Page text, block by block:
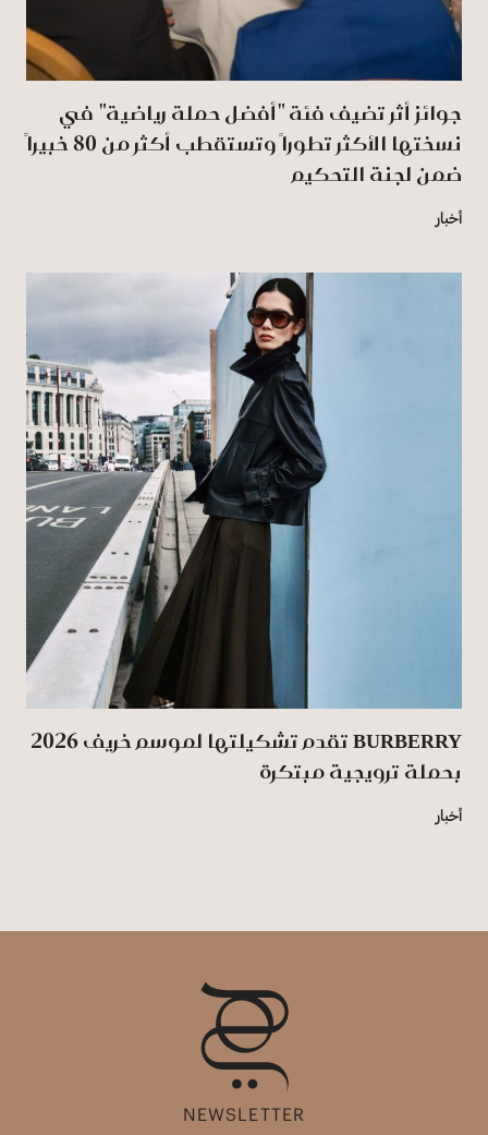
جوائز أثر تضيف فئة "أفضل حملة رياضية" في
نسختها الأكثر تطوراً وتستقطب أكثر من 80 خبيراً
ضمن لجنة التحكيم
أخبار
BURBERRY تقدم تشكيلتها لموسم خريف 2026
بحملة ترويجية مبتكرة
أخبار
NEWSLETTER